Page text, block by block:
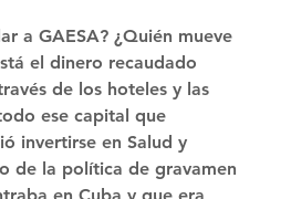
a GAESA? ¿Quién mueve
el dinero recaudado
de los hoteles y las
ese capital que
invertirse en Salud y
de la política de gravamen